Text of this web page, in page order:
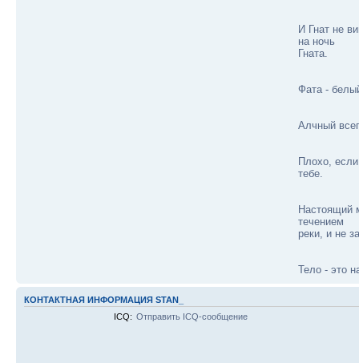
И Гнат не
на ночь
Гната.
Фата -
Алчный
Плохо,
тебе.
Настоящий
течением
реки, и не
Тело - это
КОНТАКТНАЯ ИНФОРМАЦИЯ STAN_
ICQ: Отправить ICQ-сообщение